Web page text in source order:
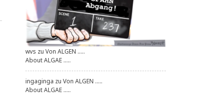
wvs zu Von ALGEN .....
About ALGAE .....
ingaginga zu Von ALGEN .....
About ALGAE .....